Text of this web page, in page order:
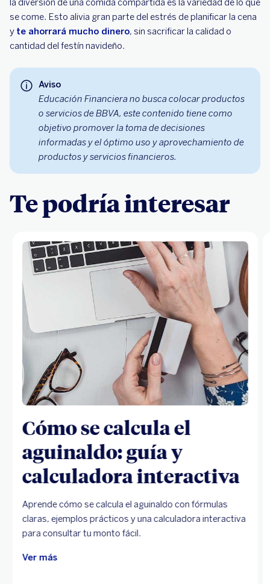
la diversión de una comida compartida es la variedad de lo que
se come. Esto alivia gran parte del estrés de planificar la cena
y te ahorrará mucho dinero, sin sacrificar la calidad o
cantidad del festín navideño.
Aviso
Educación Financiera no busca colocar productos
o servicios de BBVA, este contenido tiene como
objetivo promover la toma de decisiones
informadas y el óptimo uso y aprovechamiento de
productos y servicios financieros.
Te podría interesar
Cómo se calcula el
aguinaldo: guía y
calculadora interactiva
Aprende cómo se calcula el aguinaldo con fórmulas
claras, ejemplos prácticos y una calculadora interactiva
para consultar tu monto fácil.
Ver más